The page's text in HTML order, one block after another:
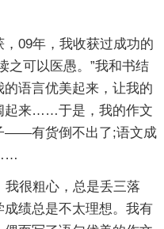
09年，我收获过成功的
之可以医愚。”我和书结
语言优美起来，让我的
起来……于是，我的作文
——有货倒不出了;语文成
很粗心，总是丢三落
绩总是不太理想。我有